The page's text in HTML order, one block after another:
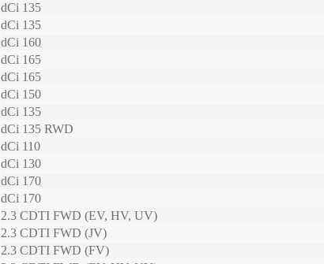
dCi 135
dCi 135
dCi 160
dCi 165
dCi 165
dCi 150
dCi 135
dCi 135 RWD
dCi 110
dCi 130
dCi 170
dCi 170
2.3 CDTI FWD (EV, HV, UV)
2.3 CDTI FWD (JV)
2.3 CDTI FWD (FV)